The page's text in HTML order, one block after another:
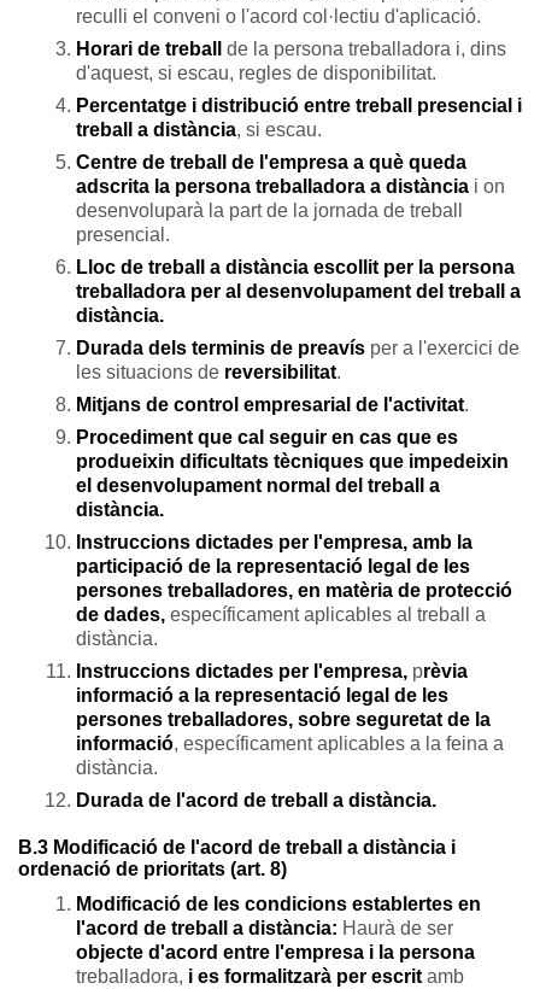
reculli el conveni o l'acord col·lectiu d'aplicació.
Horari de treball
de la persona treballadora i, dins
d'aquest, si escau, regles de disponibilitat.
Percentatge i distribució entre treball presencial i
treball a distància, si escau.
Centre de treball de l'empresa a què queda
adscrita la persona treballadora a distància i on
desenvoluparà la part de la jornada de treball
presencial.
Lloc de treball a distància escollit per la persona
treballadora per al desenvolupament del treball a
distància.
Durada dels terminis de preavís per a l'exercici de
les situacions de reversibilitat.
Mitjans de control empresarial de l'activitat.
Procediment que cal seguir en cas que es
produeixin dificultats tècniques que impedeixin
el desenvolupament normal del treball a
distància.
Instruccions dictades per l'empresa, amb la
participació de la representació legal de les
persones treballadores, en matèria de protecció
de dades, específicament aplicables al treball a
distància.
Instruccions dictades per l'empresa, prèvia
informació a la representació legal de les
persones treballadores, sobre seguretat de la
informació, específicament aplicables a la feina a
distància.
Durada de l'acord de treball a distància.
B.3 Modificació de l'acord de treball a distància i
ordenació de prioritats (art. 8)
Modificació de les condicions establertes en
l'acord de treball a distància: Haurà de ser
objecte d'acord entre l'empresa i la persona
treballadora, i es formalitzarà per escrit amb